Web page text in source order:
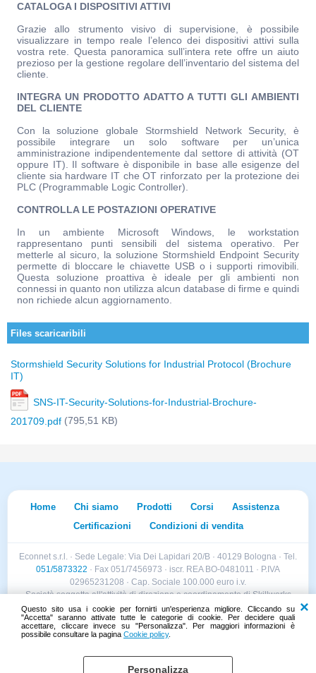
Questo sito usa i cookie per fornirti un'esperienza migliore. Cliccando su
"Accetta" saranno attivate tutte le categorie di cookie. Per decidere quali
accettare, cliccare invece su "Personalizza". Per maggiori informazioni è
possibile consultare la pagina Cookie policy.
Personalizza
CATALOGA I DISPOSITIVI ATTIVI
Grazie allo strumento visivo di supervisione, è possibile
visualizzare in tempo reale l’elenco dei dispositivi attivi sulla
vostra rete. Questa panoramica sull’intera rete offre un aiuto
prezioso per la gestione regolare dell’inventario del sistema del
cliente.
INTEGRA UN PRODOTTO ADATTO A TUTTI GLI AMBIENTI
DEL CLIENTE
Con la soluzione globale Stormshield Network Security, è
possibile integrare un solo software per un’unica
amministrazione indipendentemente dal settore di attività (OT
oppure IT). Il software è disponibile in base alle esigenze del
cliente sia hardware IT che OT rinforzato per la protezione dei
PLC (Programmable Logic Controller).
CONTROLLA LE POSTAZIONI OPERATIVE
In un ambiente Microsoft Windows, le workstation
rappresentano punti sensibili del sistema operativo. Per
metterle al sicuro, la soluzione Stormshield Endpoint Security
permette di bloccare le chiavette USB o i supporti rimovibili.
Questa soluzione proattiva è ideale per gli ambienti non
connessi in quanto non utilizza alcun database di firme e quindi
non richiede alcun aggiornamento.
Files scaricaribili
Stormshield Security Solutions for Industrial Protocol (Brochure
IT)
SNS-IT-Security-Solutions-for-Industrial-Brochure-
201709.pdf (795,51 KB)
Home Chi siamo Prodotti Corsi
Assistenza
Certificazioni
Condizioni di vendita
Econnet s.r.l. · Sede Legale: Via Dei Lapidari 20/B · 40129 Bologna · Tel.
051/5873322 · Fax 051/7456973 · iscr. REA BO-0481011 · P.IVA
02965231208 · Cap. Sociale 100.000 euro i.v.
Società soggetta all'attività di direzione e coordinamento di Skillworks
Holding s.r.l. · Sede Legale: Via Vittorio Emanuele II 28 · Roncadelle (BS)
- C.F. 04151440981